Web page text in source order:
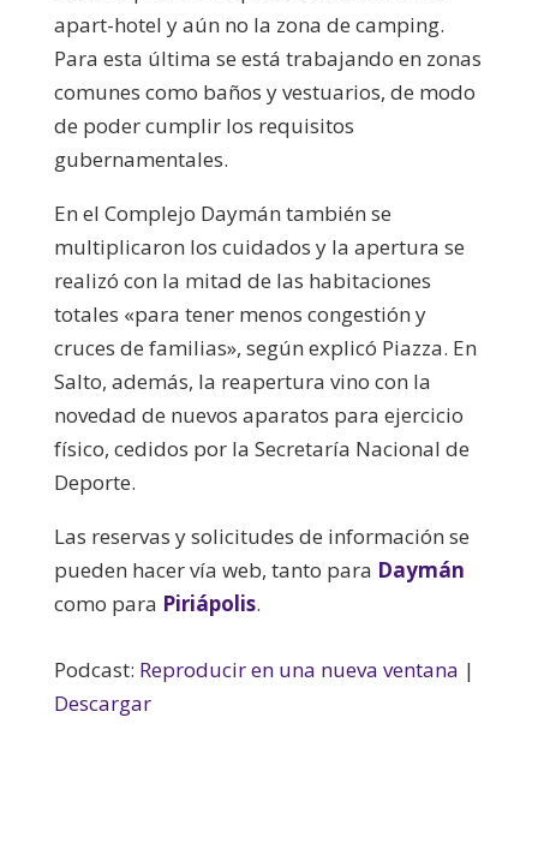
apart-hotel y aún no la zona de camping.
Para esta última se está trabajando en zonas
comunes como baños y vestuarios, de modo
de poder cumplir los requisitos
gubernamentales.
En el Complejo Daymán también se
multiplicaron los cuidados y la apertura se
realizó con la mitad de las habitaciones
totales «para tener menos congestión y
cruces de familias», según explicó Piazza. En
Salto, además, la reapertura vino con la
novedad de nuevos aparatos para ejercicio
físico, cedidos por la Secretaría Nacional de
Deporte.
Las reservas y solicitudes de información se
pueden hacer vía web, tanto para Daymán
como para Piriápolis.
Podcast: Reproducir en una nueva ventana |
Descargar